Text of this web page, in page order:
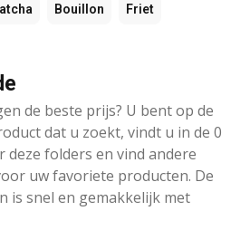
Bouillon Friet
de beste prijs? U bent op de
dat u zoekt, vindt u in de 0
deze folders en vind andere
uw favoriete producten. De
is snel en gemakkelijk met